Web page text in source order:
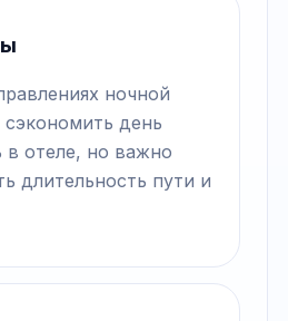
ночной
день
в отеле, но важно
длительность пути и